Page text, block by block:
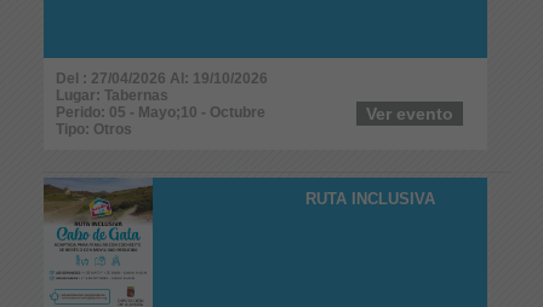
Del : 27/04/2026 Al: 19/10/2026
Lugar: Tabernas
Perido: 05 - Mayo;10 - Octubre
Tipo: Otros
Ver evento
RUTA INCLUSIVA